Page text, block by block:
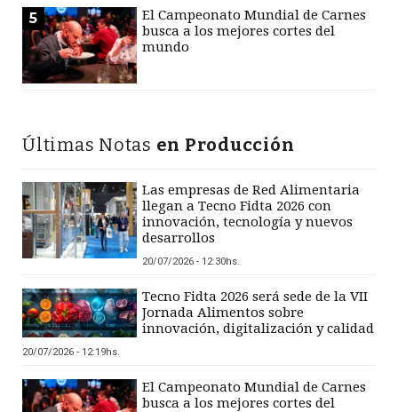
5
El Campeonato Mundial de Carnes
busca a los mejores cortes del
mundo
Últimas Notas en Producción
Las empresas de Red Alimentaria
llegan a Tecno Fidta 2026 con
innovación, tecnología y nuevos
desarrollos
20/07/2026 - 12:30hs.
Tecno Fidta 2026 será sede de la VII
Jornada Alimentos sobre
innovación, digitalización y calidad
20/07/2026 - 12:19hs.
El Campeonato Mundial de Carnes
busca a los mejores cortes del